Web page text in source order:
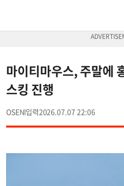
마이티마우스, 주말에
스킹 진행
OSEN 2026.07.07 22:06